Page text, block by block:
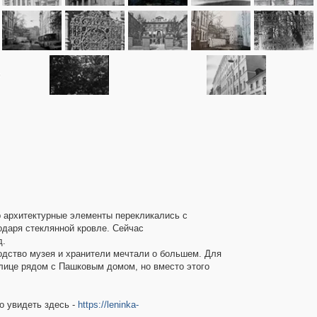
элементы перекликались с
стеклянной кровле. Сейчас
музея и хранители мечтали о большем. Для
рядом с Пашковым домом, но вместо этого
увидеть здесь - https://leninka-